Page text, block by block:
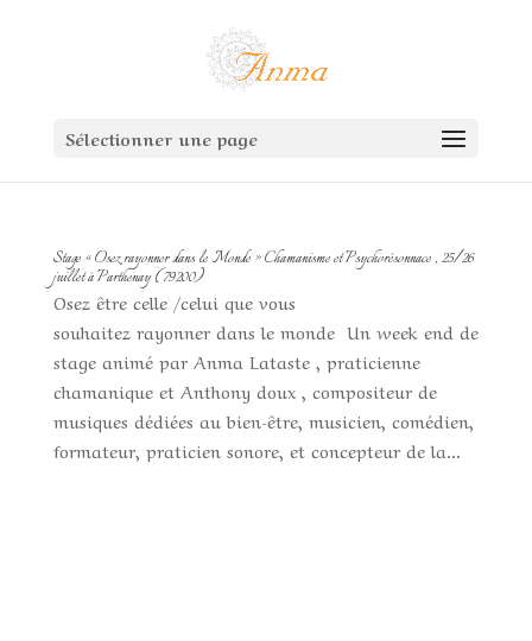
Sélectionner une page
Stage « Osez rayonner dans le Monde » Chamanisme et Psychorésonnace , 25/26
juillet à Parthenay ( 79200)
Osez être celle /celui que vous
souhaitez rayonner dans le monde Un week end de
stage animé par Anma Lataste , praticienne
chamanique et Anthony doux , compositeur de
musiques dédiées au bien-être, musicien, comédien,
formateur, praticien sonore, et concepteur de la...